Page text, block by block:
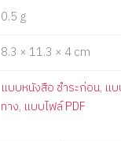
0.5 g
8.3 × 11.3 × 4 cm
แบบหนังสือ ชำระก่อน, แ
ทาง, แบบไฟล์ PDF